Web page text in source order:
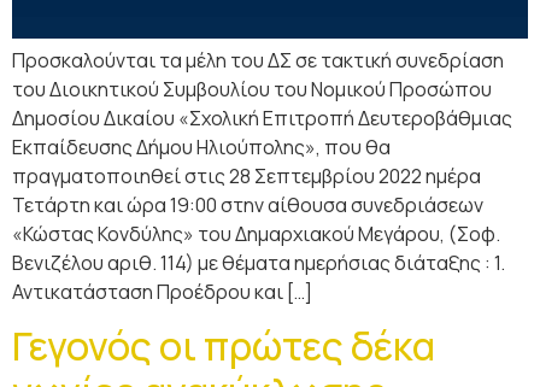
Προσκαλούνται τα μέλη του ΔΣ σε τακτική συνεδρίαση
του Διοικητικού Συμβουλίου του Νομικού Προσώπου
Δημοσίου Δικαίου «Σχολική Επιτροπή Δευτεροβάθμιας
Εκπαίδευσης Δήμου Ηλιούπολης», που θα
πραγματοποιηθεί στις 28 Σεπτεμβρίου 2022 ημέρα
Τετάρτη και ώρα 19:00 στην αίθουσα συνεδριάσεων
«Κώστας Κονδύλης» του Δημαρχιακού Μεγάρου, (Σοφ.
Βενιζέλου αριθ. 114) με θέματα ημερήσιας διάταξης : 1.
Αντικατάσταση Προέδρου και […]
Γεγονός οι πρώτες δέκα